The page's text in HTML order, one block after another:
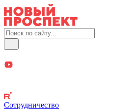
Сотрудничество